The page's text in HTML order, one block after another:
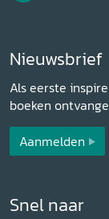
Nieuwsbrief
Als eerste
boeken
Aanmelden
Snel naar